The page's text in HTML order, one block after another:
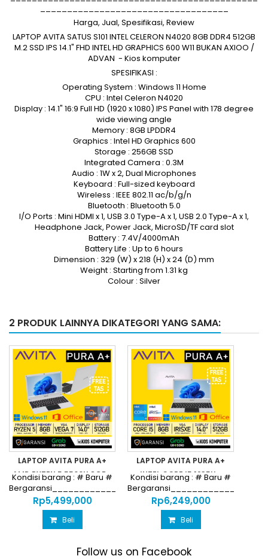
Harga, Jual, Spesifikasi, Review
LAPTOP AVITA SATUS S101 INTEL CELERON N4020 8GB DDR4 512GB
M.2 SSD IPS 14.1" FHD INTEL HD GRAPHICS 600 W11 BUKAN AXIOO /
ADVAN - Kios komputer
SPESIFIKASI :
Operating System : Windows 11 Home
CPU : Intel Celeron N4020
Display : 14.1" 16:9 Full HD (1920 x 1080) IPS Panel with 178 degree
wide viewing angle
Memory : 8GB LPDDR4
Graphics : Intel HD Graphics 600
Storage : 256GB SSD
Integrated Camera : 0.3M
Audio : 1W x 2, Dual Microphones
Keyboard : Full-sized keyboard
Wireless : IEEE 802.11 ac/b/g/n
Bluetooth : Bluetooth 5.0
I/O Ports : Mini HDMI x 1, USB 3.0 Type-A x 1, USB 2.0 Type-A x 1,
Headphone Jack, Power Jack, MicroSD/TF card slot
Battery : 7.4V/4000mAh
Battery Life : Up to 6 hours
Dimension : 329 (W) x 218 (H) x 24 (D) mm
Weight : Starting from 1.31 kg
Colour : Silver
2 PRODUK LAINNYA DIKATEGORI YANG SAMA:
LAPTOP AVITA PURA A+
AMD RYZEN 5 5500U 8GB...
Kondisi barang : # Baru #
Bergaransi________________________________
Harga...
Rp‎5,499,000
Beli
LAPTOP AVITA PURA A+
INTEL CORE I5 1235U...
Kondisi barang : # Baru #
Harga...
Rp‎6,249,000
Beli
Follow us on Facebook